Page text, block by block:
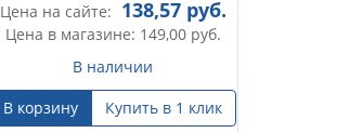
Цена на сайте: 138,57руб.
Цена в магазине: 149,00руб.
В наличии
В корзину
Купить в 1 клик